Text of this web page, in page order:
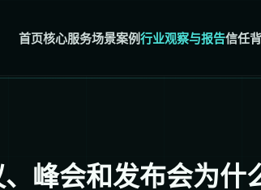
首页核心服务场景案例行业观察与报告信任
峰会和发布会为什